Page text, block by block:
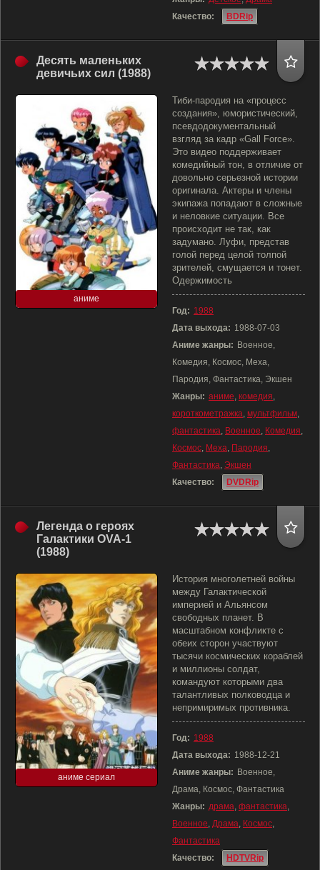
Качество:
BDRip
Десять маленьких
девичьих сил (1988)
аниме
Тиби-пародия на «процесс
создания», юмористический,
псевдодокументальный
взгляд за кадр «Gall Force».
Это видео поддерживает
комедийный тон, в отличие от
довольно серьезной истории
оригинала. Актеры и члены
экипажа попадают в сложные
и неловкие ситуации. Все
происходит не так, как
задумано. Луфи, представ
голой перед целой толпой
зрителей, смущается и тонет.
Одержимость
Год: 1988
Дата выхода: 1988-07-03
Аниме жанры: Военное,
Комедия, Космос, Меха,
Пародия, Фантастика, Экшен
Жанры: аниме, комедия,
короткометражка, мультфильм,
фантастика, Военное, Комедия,
Космос, Меха, Пародия,
Фантастика, Экшен
Качество:
DVDRip
Легенда о героях
Галактики OVA-1
(1988)
аниме сериал
История многолетней войны
между Галактической
империей и Альянсом
свободных планет. В
масштабном конфликте с
обеих сторон участвуют
тысячи космических кораблей
и миллионы солдат,
командуют которыми два
талантливых полководца и
непримиримых противника.
Год: 1988
Дата выхода: 1988-12-21
Аниме жанры: Военное,
Драма, Космос, Фантастика
Жанры: драма, фантастика,
Военное, Драма, Космос,
Фантастика
Качество:
HDTVRip